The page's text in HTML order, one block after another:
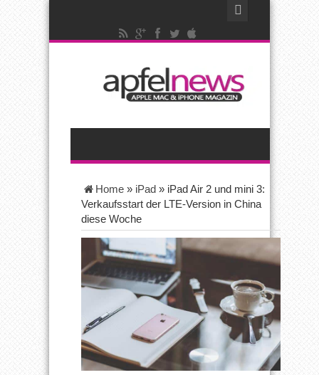
Home » iPad » iPad Air 2 und mini 3:
Verkaufsstart der LTE-Version in China
diese Woche